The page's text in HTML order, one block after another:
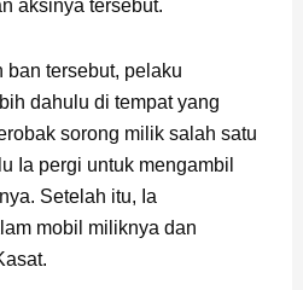
aksinya tersebut.
ban tersebut, pelaku
dahulu di tempat yang
sorong milik salah satu
Ia pergi untuk mengambil
Setelah itu, Ia
mobil miliknya dan